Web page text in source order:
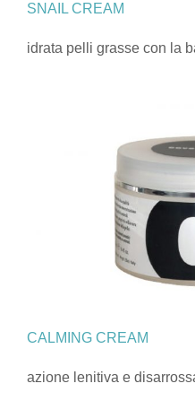
SNAIL CREAM
idrata pelli grasse con la
CALMING CREAM
azione lenitiva e